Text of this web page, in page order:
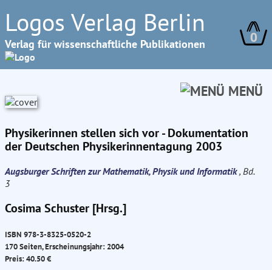
Logos Verlag Berlin
Verlag für wissenschaftliche Publikationen 0
MENÜ
Physikerinnen stellen sich vor - Dokumentation
der Deutschen Physikerinnentagung 2003
Augsburger Schriften zur Mathematik, Physik und Informatik, Bd.
3
Cosima Schuster [Hrsg.]
ISBN 978-3-8325-0520-2
170 Seiten, Erscheinungsjahr: 2004
Preis: 40.50 €